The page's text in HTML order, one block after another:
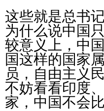
这些就是总书
为什么说中国
较意义上，中
国这样的国家
员，自由主义
不妨看看印度
家，中国不会